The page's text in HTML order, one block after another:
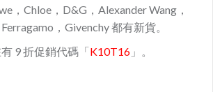
，Chloe，D&G，Alexander Wang，
，Givenchy 都有新貨。
9 折促銷代碼「K10T16 」。